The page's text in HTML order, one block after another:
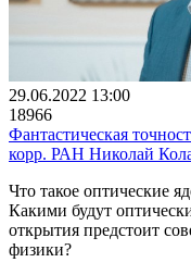
29.06.2022 13:00
18966
Фантастическая
корр. РАН Николай
Что такое оптические
Какими будут
открытия предстоит
физики?